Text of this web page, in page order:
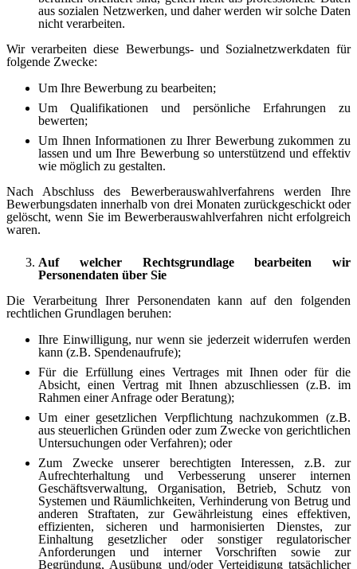
aus sozialen Netzwerken, und daher werden wir solche Daten
nicht verarbeiten.
Wir verarbeiten diese Bewerbungs- und Sozialnetzwerkdaten für
folgende Zwecke:
Um Ihre Bewerbung zu bearbeiten;
Um Qualifikationen und persönliche Erfahrungen zu
bewerten;
Um Ihnen Informationen zu Ihrer Bewerbung zukommen zu
lassen und um Ihre Bewerbung so unterstützend und effektiv
wie möglich zu gestalten.
Nach Abschluss des Bewerberauswahlverfahrens werden Ihre
Bewerbungsdaten innerhalb von drei Monaten zurückgeschickt oder
gelöscht, wenn Sie im Bewerberauswahlverfahren nicht erfolgreich
waren.
Auf welcher Rechtsgrundlage bearbeiten wir
Personendaten über Sie
Die Verarbeitung Ihrer Personendaten kann auf den folgenden
rechtlichen Grundlagen beruhen:
Ihre Einwilligung, nur wenn sie jederzeit widerrufen werden
kann (z.B. Spendenaufrufe);
Für die Erfüllung eines Vertrages mit Ihnen oder für die
Absicht, einen Vertrag mit Ihnen abzuschliessen (z.B. im
Rahmen einer Anfrage oder Beratung);
Um einer gesetzlichen Verpflichtung nachzukommen (z.B.
aus steuerlichen Gründen oder zum Zwecke von gerichtlichen
Untersuchungen oder Verfahren); oder
Zum Zwecke unserer berechtigten Interessen, z.B. zur
Aufrechterhaltung und Verbesserung unserer internen
Geschäftsverwaltung, Organisation, Betrieb, Schutz von
Systemen und Räumlichkeiten, Verhinderung von Betrug und
anderen Straftaten, zur Gewährleistung eines effektiven,
effizienten, sicheren und harmonisierten Dienstes, zur
Einhaltung gesetzlicher oder sonstiger regulatorischer
Anforderungen und interner Vorschriften sowie zur
Begründung, Ausübung und/oder Verteidigung tatsächlicher